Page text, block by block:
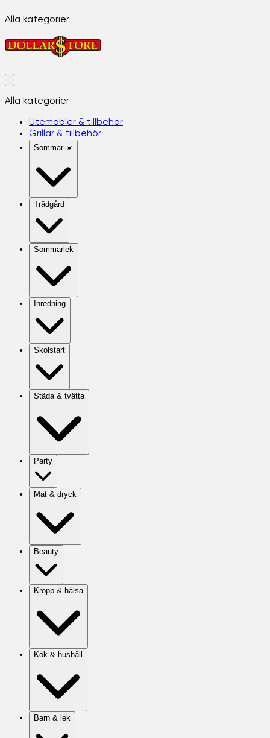
Alla kategorier
Alla kategorier
Utemöbler & tillbehör
Grillar & tillbehör
Sommar ☀️
Trädgård
Sommarlek
Inredning
Skolstart
Städa & tvätta
Party
Mat & dryck
Beauty
Kropp & hälsa
Kök & hushåll
Barn & lek